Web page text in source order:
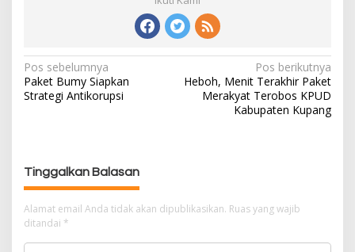
N
a
v
s
i
p
o
s
Pos sebelumnya
Paket Bumy Siapkan
Strategi Antikorupsi
Pos berikutnya
Heboh, Menit Terakhir Paket
Merakyat Terobos KPUD
Kabupaten Kupang
Tinggalkan Balasan
Alamat email Anda tidak akan dipublikasikan. Ruas yang wajib
ditandai *